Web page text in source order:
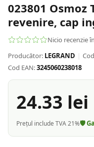
023801 Osmoz
revenire, cap
Nicio recenzie
Producător: LEGRAND |
Cod EAN:3245060238018
24.33 lei
Prețul include TVA 21%🛡️